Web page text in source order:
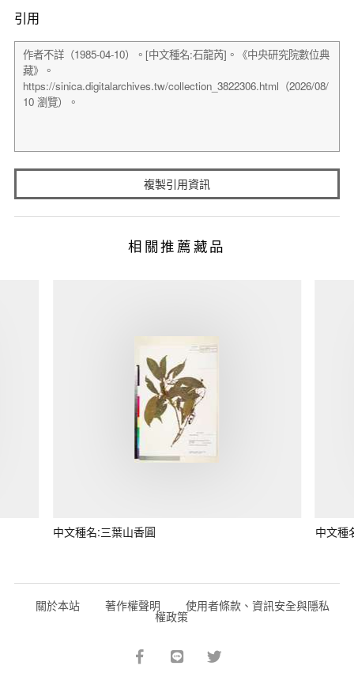
引用
複製引用資訊
相關推薦藏品
中文種名:三葉山香圓 中文種
關於本站 著作權聲明 使用者條款、資訊安全與隱私
權政策